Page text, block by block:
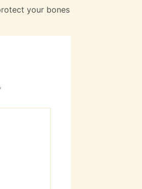
your bones